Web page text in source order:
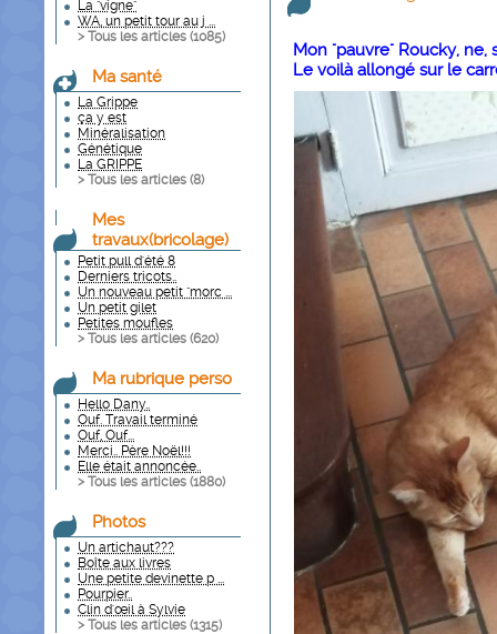
La "vigne"
WA, un petit tour au j ...
> Tous les articles (1085)
Ma santé
La Grippe
ça y est
Minéralisation
Génétique
La GRIPPE
> Tous les articles (8)
Mes
travaux(bricolage)
Petit pull d'été 8
Derniers tricots..
Un nouveau petit "morc ...
Un petit gilet
Petites moufles
> Tous les articles (620)
Ma rubrique perso
Hello Dany..
Ouf. Travail terminé
Ouf, Ouf...
Merci.. Père Noël!!!
Elle était annoncée..
> Tous les articles (1880)
Photos
Un artichaut???
Boîte aux livres
Une petite devinette p ...
Pourpier..
Clin d'œil à Sylvie
> Tous les articles (1315)
Mon "pauvre" Roucky, ne,
Le voilà allongé sur le